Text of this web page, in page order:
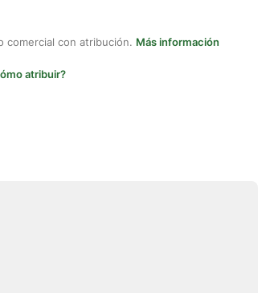
comercial con atribución. Más información
atribuir?